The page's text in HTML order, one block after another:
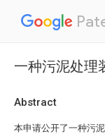
一种污泥处理
Abstract
本申请公开了一种污